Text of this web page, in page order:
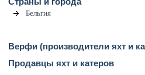
Бельгия
Верфи (производители яхт и
Продавцы яхт и катеров